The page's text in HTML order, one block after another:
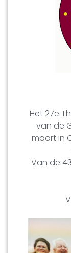
Het 27e
van de
maart in
Van de